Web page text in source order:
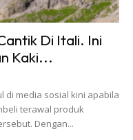
Di Itali. Ini
Kaki...
di media sosial kini apabila
terawal produk
Dengan...